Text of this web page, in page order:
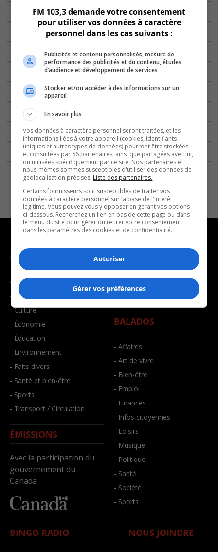
NOUVELLES
- Affaires municipales
- Communauté / Social
- Culture
- Économie
- Éducation
- Environnement
- Faits divers
- Santé et bien-être
- Sports
- Transport / Circulation
ÉMISSIONS
Avec la participation du
gouvernement du
Canada
MUSIQUE
BALADOS
- Affaires
- Art de vivre
- Bien-être
- Emploi
- Finances
- Infos citoyennes
- Loisirs
- Musique
- Politique
- Santé
- Société
- Sports
BINGO RADIO NOUS JOINDRE
FM 103,3 demande votre consentement
pour utiliser vos données à caractère
personnel dans les cas suivants :
Publicités et contenu personnalisés, mesure de
performance des publicités et du contenu, études
d’audience et développement de services
Stocker et/ou accéder à des informations sur un
appareil
En savoir plus
Vos données à caractère personnel seront traitées, et les
informations liées à votre appareil (cookies, identifiants
uniques et autres types de données) pourront être stockées
et consultées par 66 partenaires, ainsi que partagées avec lui,
ou utilisées spécifiquement par ce site. Nos partenaires et
nous-mêmes sommes susceptibles d'utiliser des données de
géolocalisation précises. Liste des partenaires.
Certains fournisseurs sont susceptibles de traiter vos
données à caractère personnel sur la base de l'intérêt
légitime. Vous pouvez vous y opposer en gérant vos options
ci-dessous. Recherchez un lien en bas de cette page ou dans
le menu du site pour gérer ou retirer votre consentement
dans les paramètres des cookies et de confidentialité.
Autoriser
Gérer vos préférences